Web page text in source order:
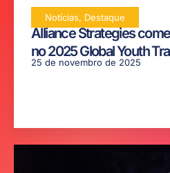
Notícias, Destaque
Alliance Strategies
no 2025 Global Youth
25 de novembro de 2025